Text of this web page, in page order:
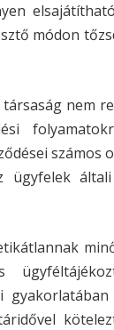
módon
nem
számos
ügyfelek